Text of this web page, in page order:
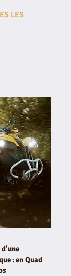
LES
: en Quad